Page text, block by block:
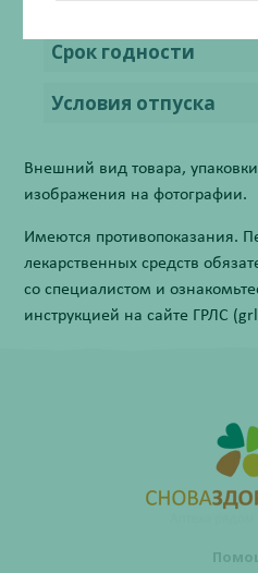
Срок годности
Условия отпуска
Внешний вид товара,
изображения на фотографии.
Имеются противопоказания.
лекарственных средств
со специалистом и
инструкцией на сайте ГРЛС